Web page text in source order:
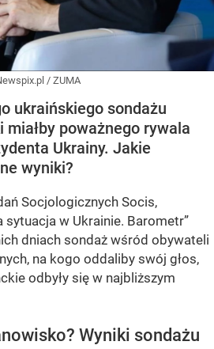
/ ZUMA
ukraińskiego sondażu
miałby poważnego rywala
Ukrainy. Jakie
wyniki?
Socjologicznych Socis,
sytuacja w Ukrainie. Barometr”
dniach sondaż wśród obywateli
na kogo oddaliby swój głos,
odbyły się w najbliższym
Wyniki sondażu